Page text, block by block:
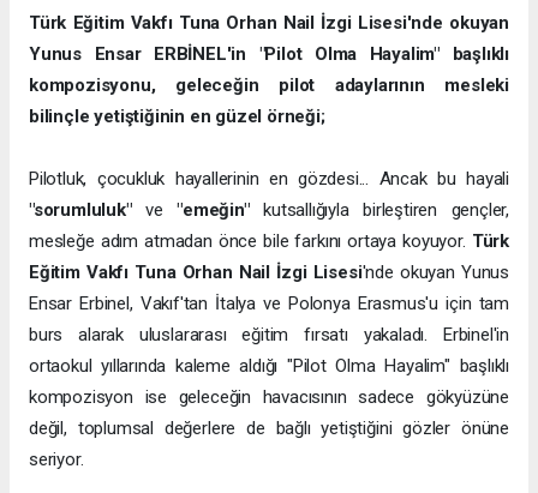
Türk Eğitim Vakfı Tuna Orhan Nail İzgi Lisesi'nde okuyan
Yunus Ensar ERBİNEL'in "Pilot Olma Hayalim" başlıklı
kompozisyonu, geleceğin pilot adaylarının mesleki
bilinçle yetiştiğinin en güzel örneği;
Pilotluk, çocukluk hayallerinin en gözdesi... Ancak bu hayali
"sorumluluk"ve"emeğin"kutsallığıyla birleştiren gençler,
mesleğe adım atmadan önce bile farkını ortaya koyuyor. Türk
Eğitim Vakfı Tuna Orhan Nail İzgi Lisesi'nde okuyan Yunus
Ensar Erbinel, Vakıf'tan İtalya ve Polonya Erasmus'u için tam
burs alarak uluslararası eğitim fırsatı yakaladı. Erbinel'in
ortaokul yıllarında kaleme aldığı "Pilot Olma Hayalim" başlıklı
kompozisyon ise geleceğin havacısının sadece gökyüzüne
değil, toplumsal değerlere de bağlı yetiştiğini gözler önüne
seriyor.